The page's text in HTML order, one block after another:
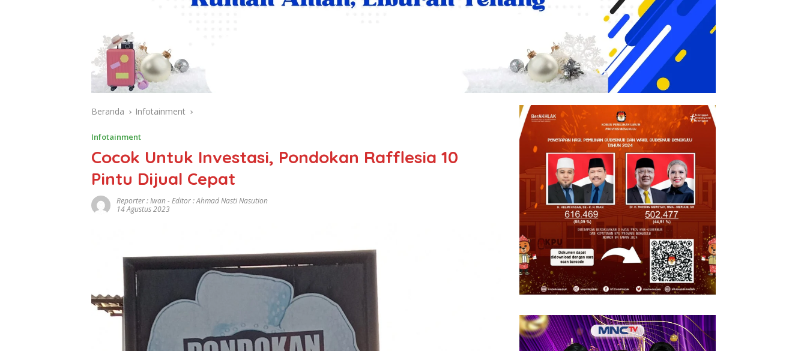
Beranda Infotainment
Infotainment
Cocok Untuk Investasi, Pondokan Rafflesia 10
Pintu Dijual Cepat
Reporter : Iwan - Editor : Ahmad Nasti Nasution
14 Agustus 2023